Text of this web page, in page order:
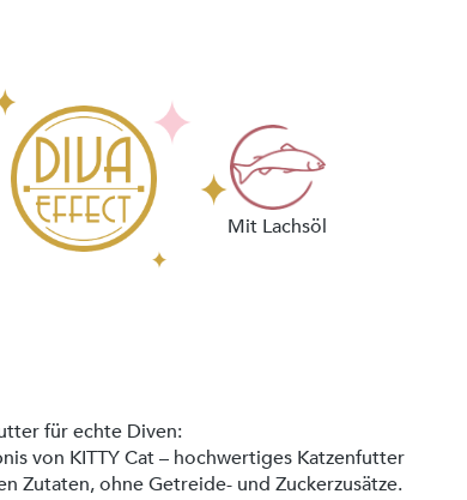
Mixpakete für Diven,
die Abwechslung
im Napf lieben.
ZUGREIFEN
Mit Lachsöl
für echte Diven:
von KITTY Cat – hochwertiges Katzenfutter
Zutaten, ohne Getreide- und Zuckerzusätze.